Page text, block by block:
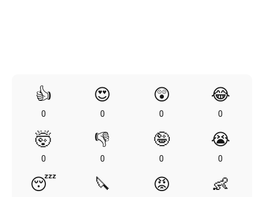
👍
0
😍
0
😲
0
😂
0
🤯
0
👎
0
🤪
0
😭
0
😴 🔪 😡 👶